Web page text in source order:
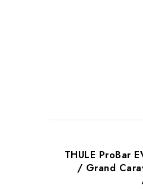
THULE ProBar
/ Grand